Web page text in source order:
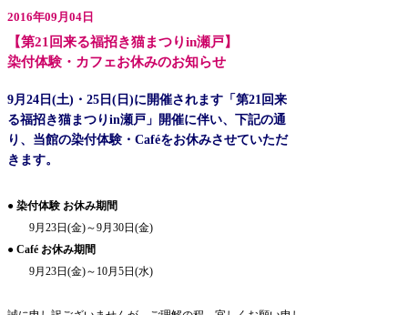
2016年09月04日
【第21回来る福招き猫まつりin瀬戸】
染付体験・カフェお休みのお知らせ
9月24日(土)・25日(日)に開催されます「第21回来
る福招き猫まつりin瀬戸」開催に伴い、下記の通
り、当館の染付体験・Caféをお休みさせていただ
きます。
● 染付体験 お休み期間
9月23日(金)～9月30日(金)
● Café お休み期間
9月23日(金)～10月5日(水)